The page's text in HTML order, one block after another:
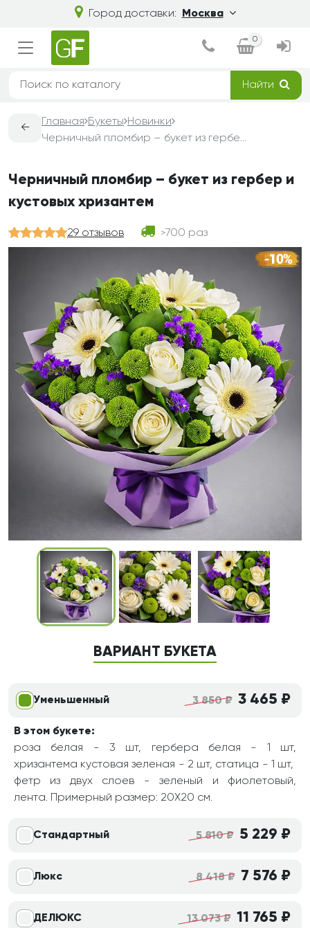
Город доставки: Москва
0
Найти
←
Главная Букеты Новинки
Черничный пломбир – букет из гербер и кустовых хризантем
Черничный пломбир – букет из гербер и
кустовых хризантем
29 отзывов >700 раз
ВАРИАНТ БУКЕТА
Уменьшенный 3 850 ₽ 3 465 ₽
В этом букете:
роза белая - 3 шт, гербера белая - 1 шт,
хризантема кустовая зеленая - 2 шт, статица - 1 шт,
фетр из двух слоев - зеленый и фиолетовый,
лента. Примерный размер: 20Х20 см.
Стандартный 5 810 ₽ 5 229 ₽
Люкс 8 418 ₽ 7 576 ₽
ДЕЛЮКС 13 073 ₽ 11 765 ₽